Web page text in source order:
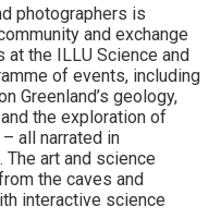
photographers is
and exchange
the ILLU Science and
of events, including
Greenland’s geology,
the exploration of
all narrated in
The art and science
the caves and
interactive science